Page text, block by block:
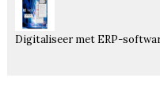
Digitaliseer met ERP-